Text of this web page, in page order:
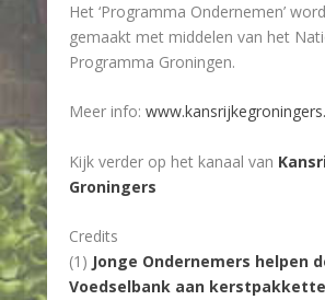
Het ‘Programma Ondernemen’
gemaakt met middelen van het
Programma Groningen.
Meer info:
Kijk verder op het kanaal van
Groningers
Credits
(1) Jonge Ondernemers helpen
Voedselbank aan